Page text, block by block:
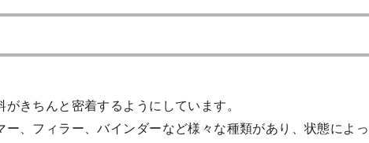
きちんと密着するようにしています。
、フィラー、バインダーなど様々な種類があり、状態によっ